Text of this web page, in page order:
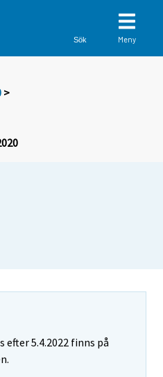
Sök Meny
>
5.4.2022 finns på